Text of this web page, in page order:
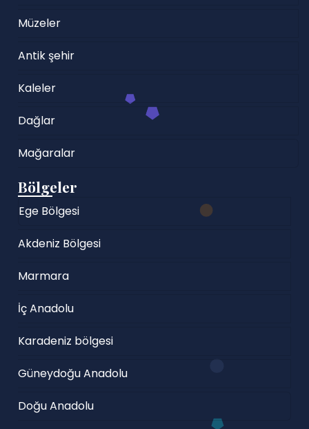
Müzeler
Antik şehir
Kaleler
Dağlar
Mağaralar
Bölgeler
Ege Bölgesi
Akdeniz Bölgesi
Marmara
İç Anadolu
Karadeniz bölgesi
Güneydoğu Anadolu
Doğu Anadolu